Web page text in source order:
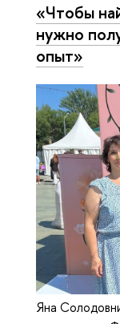
«Чтобы
нужно
опыт»
Яна